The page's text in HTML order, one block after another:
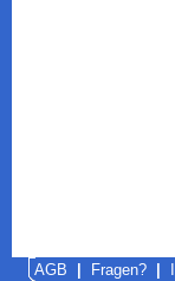
AGB Fragen?